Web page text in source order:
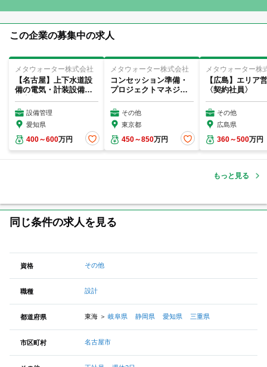
この企業の募集中の求人
メタウォーター株式会社
【名古屋】上下水道設
備の電気・計装設備保
守点検(第一種電気工...
設備管理
愛知県
400～600万円
メタウォーター株式会社
コンセッション準備・
プロジェクトマネジメ
ント
その他
東京都
450～850万円
メタウォーター株
【広島】エリア
〈契約社員〉
その他
広島県
360～500万円
もっと見る
同じ条件の求人を見る
資格 その他
職種 設計
都道府県 東海 ＞ 岐阜県 静岡県 愛知県 三重県
市区町村 名古屋市